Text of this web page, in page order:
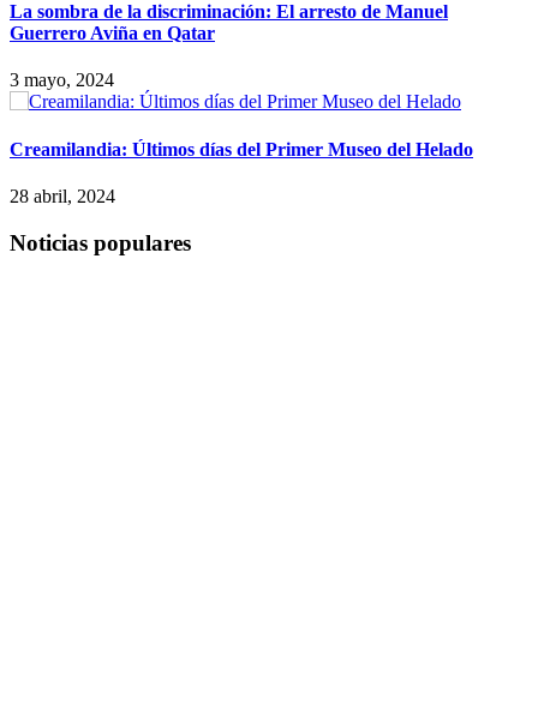
La sombra de la discriminación: El arresto de Manuel
Guerrero Aviña en Qatar
3 mayo, 2024
Creamilandia: Últimos días del Primer Museo del Helado
28 abril, 2024
Noticias populares